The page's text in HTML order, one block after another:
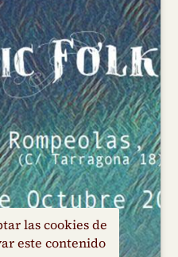
las cookies de
este contenido